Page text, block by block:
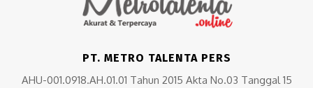
PT. METRO TALENTA PERS
AHU-001.0918.AH.01.01 Tahun 2015 Akta No.03 Tanggal 15